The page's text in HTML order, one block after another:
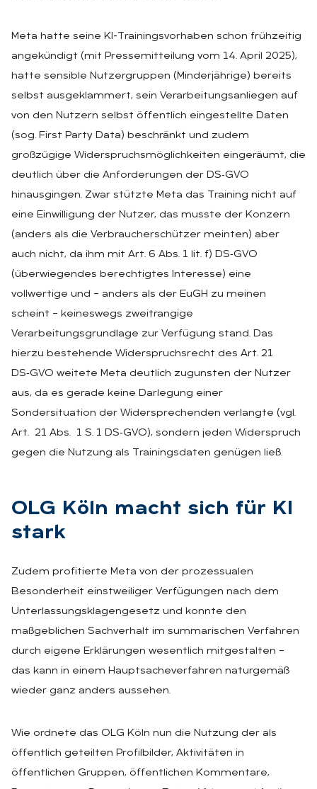
Meta hatte seine KI-Trainingsvorhaben schon frühzeitig
angekündigt (mit Pressemitteilung vom 14. April 2025),
hatte sensible Nutzergruppen (Minderjährige) bereits
selbst ausgeklammert, sein Verarbeitungsanliegen auf
von den Nutzern selbst öffentlich eingestellte Daten
(sog. First Party Data) beschränkt und zudem
großzügige Widerspruchsmöglichkeiten eingeräumt, die
deutlich über die Anforderungen der DS‑GVO
hinausgingen. Zwar stützte Meta das Training nicht auf
eine Einwilligung der Nutzer, das musste der Konzern
(anders als die Verbraucherschützer meinten) aber
auch nicht, da ihm mit Art. 6 Abs. 1 lit. f) DS‑GVO
(überwiegendes berechtigtes Interesse) eine
vollwertige und – anders als der EuGH zu meinen
scheint – keineswegs zweitrangige
Verarbeitungsgrundlage zur Verfügung stand. Das
hierzu bestehende Widerspruchsrecht des Art. 21
DS‑GVO weitete Meta deutlich zugunsten der Nutzer
aus, da es gerade keine Darlegung einer
Sondersituation der Widersprechenden verlangte (vgl.
Art. 21 Abs. 1 S. 1 DS‑GVO), sondern jeden Widerspruch
gegen die Nutzung als Trainingsdaten genügen ließ.
OLG Köln macht sich für KI
stark
Zudem profitierte Meta von der prozessualen
Besonderheit einstweiliger Verfügungen nach dem
Unterlassungsklagengesetz und konnte den
maßgeblichen Sachverhalt im summarischen Verfahren
durch eigene Erklärungen wesentlich mitgestalten –
das kann in einem Hauptsacheverfahren naturgemäß
wieder ganz anders aussehen.
Wie ordnete das OLG Köln nun die Nutzung der als
öffentlich geteilten Profilbilder, Aktivitäten in
öffentlichen Gruppen, öffentlichen Kommentare,